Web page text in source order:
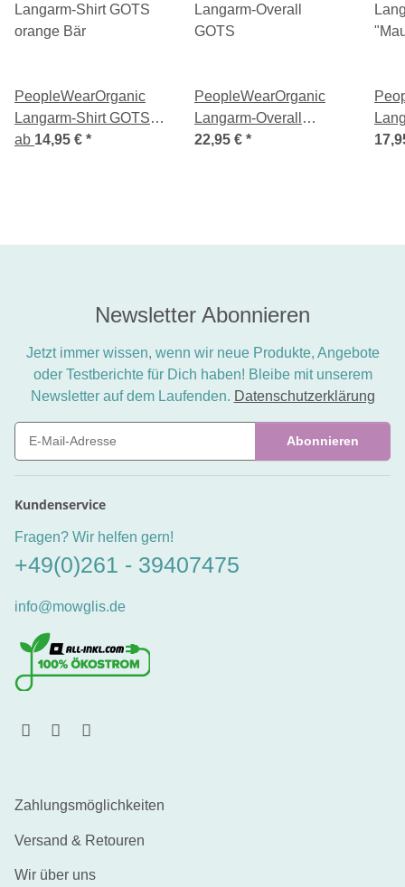
PeopleWearOrganic
Langarm-Shirt GOTS
orange Bär
ab 14,95 € *
PeopleWearOrganic
Langarm-Overall
GOTS
22,95 € *
Newsletter Abonnieren
Jetzt immer wissen, wenn wir neue Produkte, Angebote
oder Testberichte für Dich haben! Bleibe mit unserem
Newsletter auf dem Laufenden. Datenschutzerklärung
Abonnieren
Kundenservice
Fragen? Wir helfen gern!
+49(0)261 - 39407475
info@mowglis.de
Zahlungsmöglichkeiten
Versand & Retouren
Wir über uns